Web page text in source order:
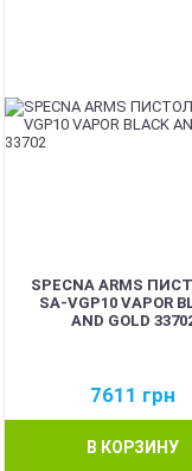
SPECNA ARMS
SA-VGP10 VAPOR
AND GOLD
7611 грн
В КОРЗИНУ